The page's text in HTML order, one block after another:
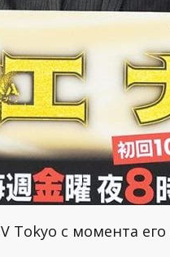
с момента его